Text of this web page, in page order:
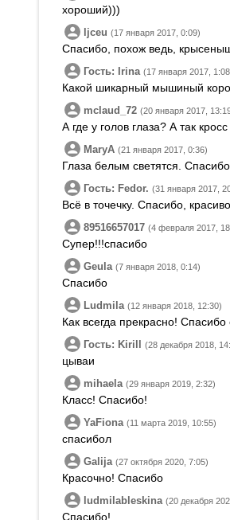
хороший)))
ljceu (17 января 2017, 0:09)
Спасибо, похож ведь,
Гость: Irina (17 января 2017,
Какой шикарный мышиный
mclaud_72 (20 января 2017,
А где у голов глаза? А так
MaryA (21 января 2017, 0:36)
Глаза белым светятся.
Гость: Fedor. (31 января 2017,
Всё в точечку. Спасибо,
89516657017 (4 февраля 2017,
Супер!!!спасибо
Geula (7 января 2018, 0:14)
Спасибо
Ludmila (12 января 2018, 12:30)
Как всегда прекрасно!
Гость: Kirill (28 декабря 2018,
цываи
mihaela (29 января 2019, 2:32)
Класс! Спасибо!
YaFiona (11 марта 2019, 10:55)
спасибол
Galija (27 октября 2020, 7:05)
Красочно! Спасибо
ludmilableskina (20 декабря
Спасибо!